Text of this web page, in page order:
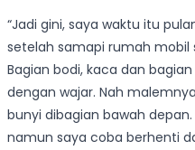
“Jadi gini, saya waktu itu
setelah samapi rumah mobil
Bagian bodi, kaca dan
dengan wajar. Nah
bunyi dibagian bawah
namun saya coba berhenti